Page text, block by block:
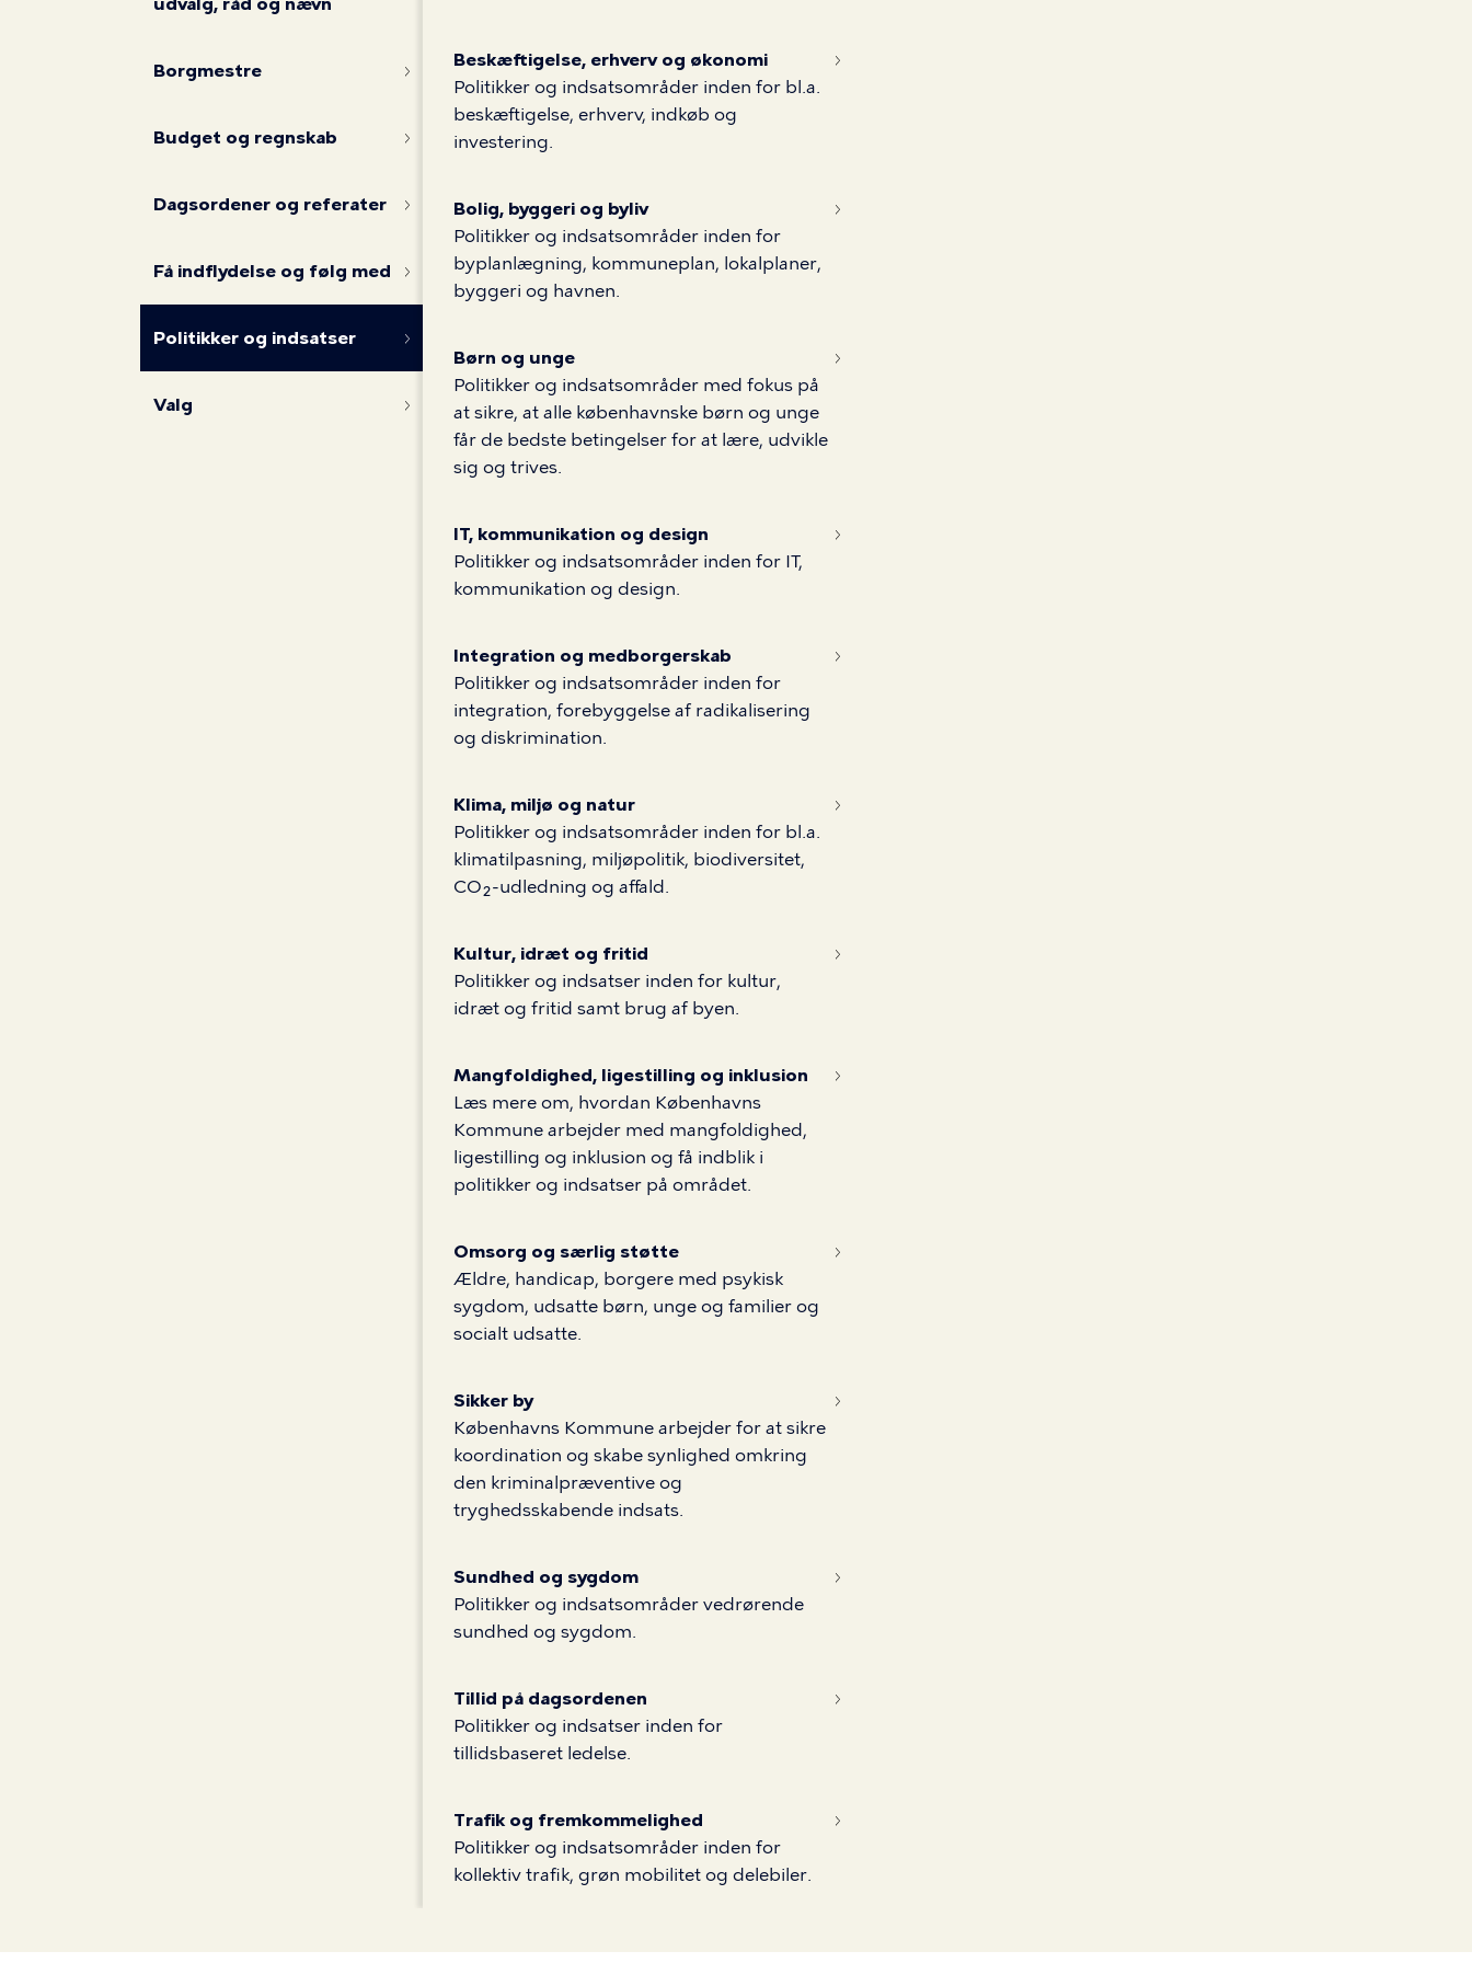
Beskæftigelse, erhverv og økonomi
Politikker og indsatsområder inden for bl.a.
beskæftigelse, erhverv, indkøb og
investering.
Bolig, byggeri og byliv
Politikker og indsatsområder inden for
byplanlægning, kommuneplan, lokalplaner,
byggeri og havnen.
Børn og unge
Politikker og indsatsområder med fokus på
at sikre, at alle københavnske børn og unge
får de bedste betingelser for at lære, udvikle
sig og trives.
IT, kommunikation og design
Politikker og indsatsområder inden for IT,
kommunikation og design.
Integration og medborgerskab
Politikker og indsatsområder inden for
integration, forebyggelse af radikalisering
og diskrimination.
Klima, miljø og natur
Politikker og indsatsområder inden for bl.a.
klimatilpasning, miljøpolitik, biodiversitet,
CO₂-udledning og affald.
Kultur, idræt og fritid
Politikker og indsatser inden for kultur,
idræt og fritid samt brug af byen.
Mangfoldighed, ligestilling og inklusion
Læs mere om, hvordan Københavns
Kommune arbejder med mangfoldighed,
ligestilling og inklusion og få indblik i
politikker og indsatser på området.
Omsorg og særlig støtte
Ældre, handicap, borgere med psykisk
sygdom, udsatte børn, unge og familier og
socialt udsatte.
Sikker by
Københavns Kommune arbejder for at sikre
koordination og skabe synlighed omkring
den kriminalpræventive og
tryghedsskabende indsats.
Sundhed og sygdom
Politikker og indsatsområder vedrørende
sundhed og sygdom.
Tillid på dagsordenen
Politikker og indsatser inden for
tillidsbaseret ledelse.
Trafik og fremkommelighed
Politikker og indsatsområder inden for
kollektiv trafik, grøn mobilitet og delebiler.
Borgmestre
Budget og regnskab
Dagsordener og referater
Få indflydelse og følg med
Politikker og indsatser
Valg